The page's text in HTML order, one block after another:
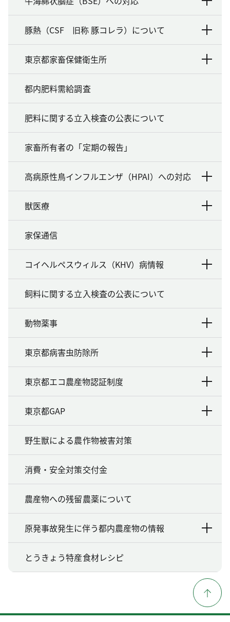
豚熱（CSF 旧称 豚コレラ）について
東京都家畜保健衛生所
都内肥料需給調査
肥料に関する立入検査の公表について
家畜所有者の「定期の報告」
高病原性鳥インフルエンザ（HPAI）への対応
獣医療
家保通信
コイヘルペスウィルス（KHV）病情報
飼料に関する立入検査の公表について
動物薬事
東京都病害虫防除所
東京都エコ農産物認証制度
東京都GAP
野生獣による農作物被害対策
消費・安全対策交付金
農産物への残留農薬について
原発事故発生に伴う都内農産物の情報
とうきょう特産食材レシピ